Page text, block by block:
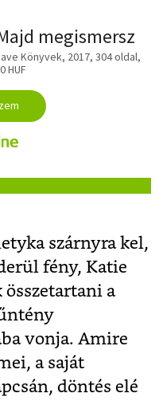
megismersz
Könyvek, 2017, 304 oldal,
HUF
szárnyra kel,
fény, Katie
a
vonja. Amire
a saját
döntés elé